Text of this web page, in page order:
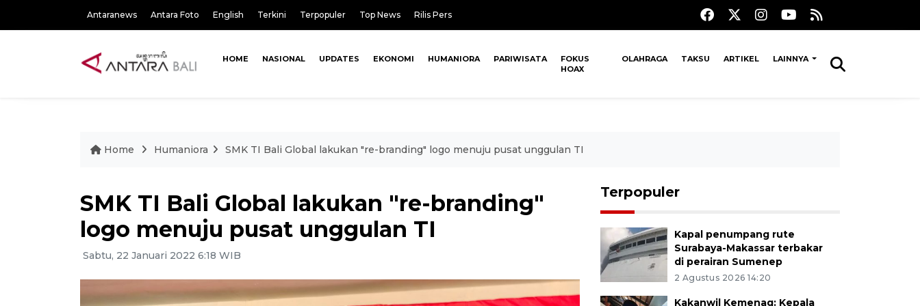
Antaranews Antara Foto English Terkini Terpopuler Top News Rilis Pers
HOME NASIONAL UPDATES EKONOMI HUMANIORA PARIWISATA
FOKUS
HOAX
OLAHRAGA TAKSU ARTIKEL LAINNYA
Home Humaniora SMK TI Bali Global lakukan "re-branding" logo menuju pusat unggulan TI
SMK TI Bali Global lakukan "re-branding"
logo menuju pusat unggulan TI
Sabtu, 22 Januari 2022 6:18 WIB
Terpopuler
Kapal penumpang rute
Surabaya-Makassar terbakar
di perairan Sumenep
2 Agustus 2026 14:20
Kakanwil Kemenag: Kepala